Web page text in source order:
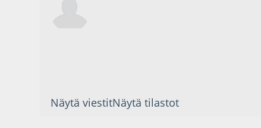
Näytä viestitNäytä tilastot